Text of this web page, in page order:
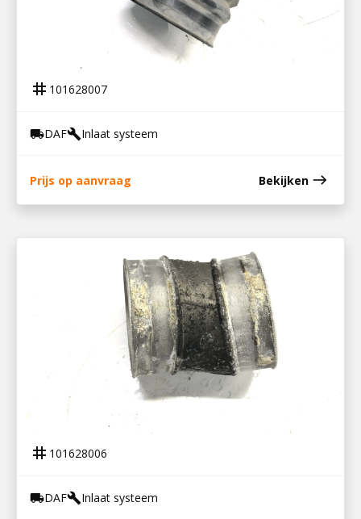
LUCHTINLAATSLANG XF106
tag 101628007
local_shippingDAFbuildInlaat systeem
Prijs op aanvraag Bekijken east
101628006
LUCHTINLAATBUIS XF106
tag 101628006
local_shippingDAFbuildInlaat systeem